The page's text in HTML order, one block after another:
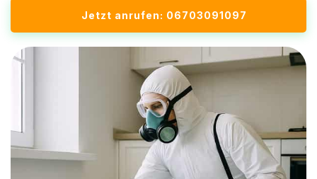
Jetzt anrufen: 06703091097